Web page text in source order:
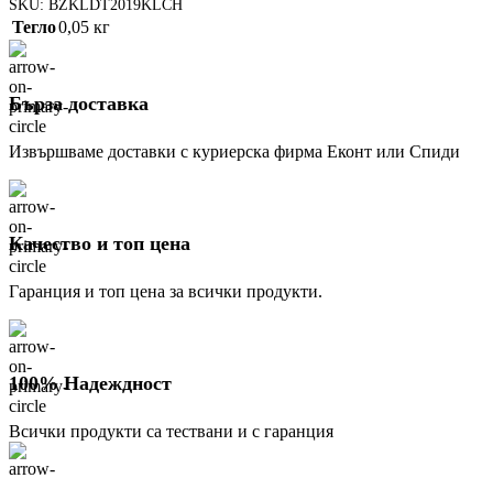
SKU: BZKLDT2019KLCH
Тегло0,05 кг
Бърза доставка
Извършваме доставки с куриерска фирма Еконт или Спиди
Качество и топ цена
Гаранция и топ цена за всички продукти.
100% Надеждност
Всички продукти са тествани и с гаранция